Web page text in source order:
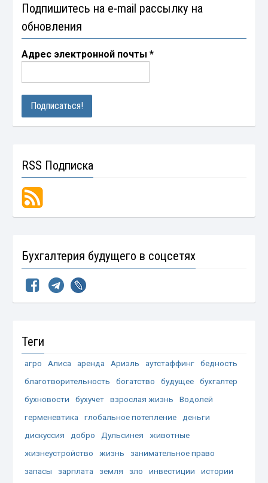
Подпишитесь на e-mail рассылку на
обновления
Адрес электронной почты*
RSS Подписка
Бухгалтерия будущего в соцсетях
Теги
агро Алиса аренда Ариэль аутстаффинг
бедность
благотворительность
богатство будущее
бухгалтер
бухновости
бухучет взрослая жизнь
Водолей
герменевтика
глобальное потепление
деньги
дискуссия
добро Дульсинея
животные
жизнеустройство
жизнь
занимательное право
запасы
зарплата земля зло инвестиции
истории